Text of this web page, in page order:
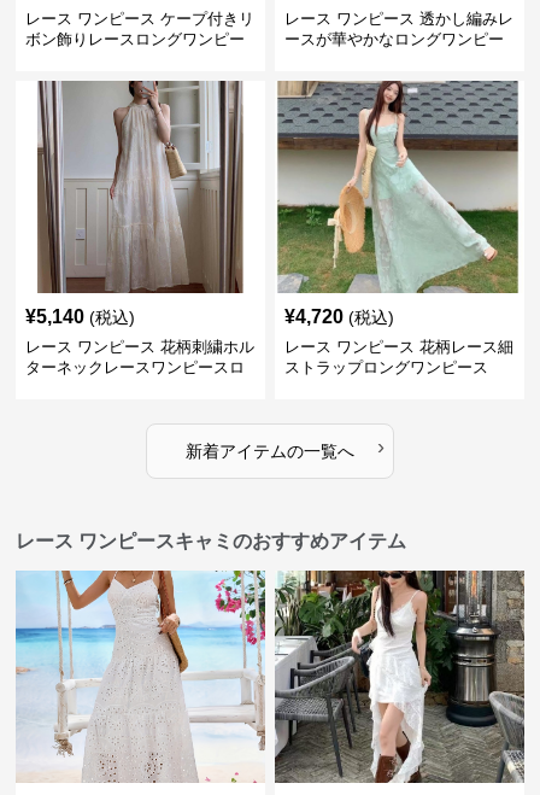
レース ワンピース ケープ付きリ
ボン飾りレースロングワンピー
レース ワンピース 透かし編みレ
ースが華やかなロングワンピー
¥5,140 (税込)
レース ワンピース 花柄刺繍ホル
ターネックレースワンピースロ
¥4,720 (税込)
レース ワンピース 花柄レース細
ストラップロングワンピース
新着アイテムの一覧へ ›
レース ワンピースキャミのおすすめアイテム